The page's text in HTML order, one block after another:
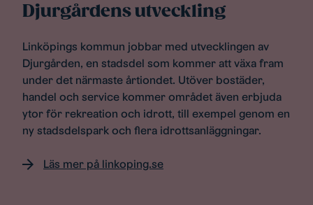
Djurgårdens utveckling
Linköpings kommun jobbar med utvecklingen av
Djurgården, en stadsdel som kommer att växa fram
under det närmaste årtiondet. Utöver bostäder,
handel och service kommer området även erbjuda
ytor för rekreation och idrott, till exempel genom en
ny stadsdelspark och flera idrottsanläggningar.
Läs mer på linkoping.se